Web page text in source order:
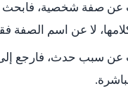
عن صفة شخصية،
لا عن اسم الصفة
عن سبب حدث، فارجع